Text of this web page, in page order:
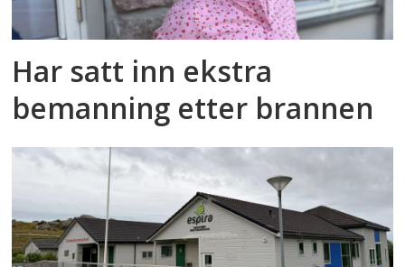
Har satt inn ekstra
bemanning etter brannen